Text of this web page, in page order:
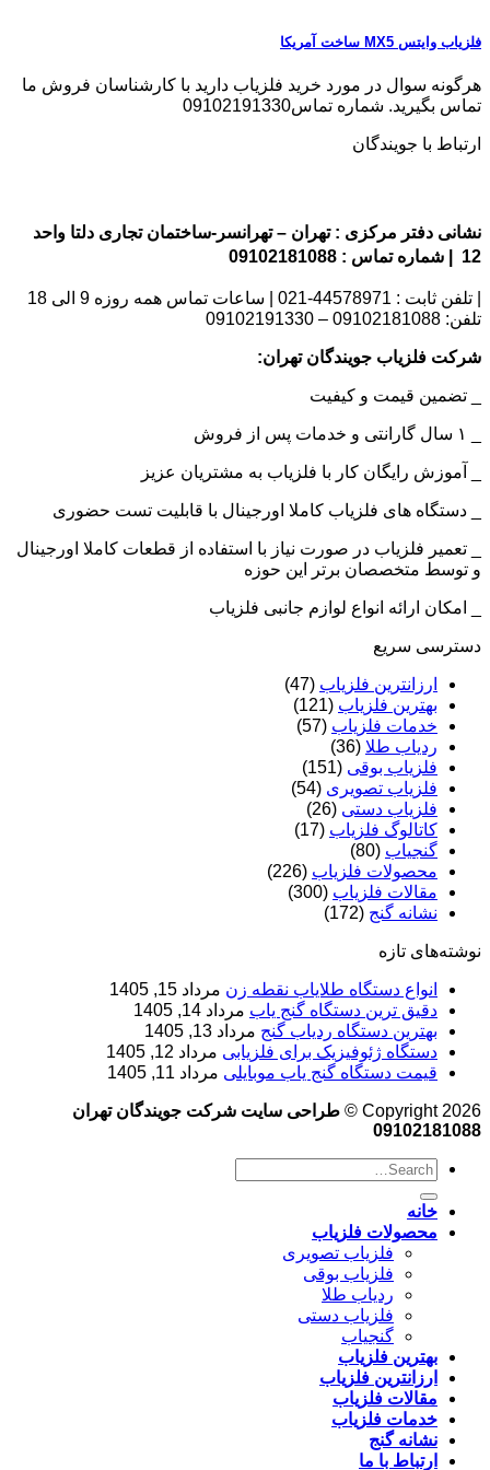
فلزیاب وایتس MX5 ساخت آمریکا
هرگونه سوال در مورد خرید فلزیاب دارید با کارشناسان فروش ما
تماس بگیرید. شماره تماس09102191330
ارتباط با جویندگان
نشانی دفتر مرکزی : تهران – تهرانسر-ساختمان تجاری دلتا واحد
12 | شماره تماس : 09102181088
| تلفن ثابت : 44578971-021 | ساعات تماس همه روزه 9 الی 18
تلفن: 09102181088 – 09102191330
شرکت فلزیاب جویندگان تهران:
_ تضمین قیمت و کیفیت
_ آموزش رایگان کار با فلزیاب به مشتریان عزیز
_ دستگاه های فلزیاب کاملا اورجینال با قابلیت تست حضوری
_ تعمیر فلزیاب در صورت نیاز با استفاده از قطعات کاملا اورجینال
و توسط متخصصان برتر این حوزه
_ امکان ارائه انواع لوازم جانبی فلزیاب
دسترسی سریع
ارزانترین فلزیاب (47)
بهترین فلزیاب (121)
خدمات فلزیاب (57)
ردیاب طلا (36)
فلزیاب بوقی (151)
فلزیاب تصویری (54)
فلزیاب دستی (26)
کاتالوگ فلزیاب (17)
گنجیاب (80)
محصولات فلزیاب (226)
مقالات فلزیاب (300)
نشانه گنج (172)
نوشته‌های تازه
انواع دستگاه طلایاب نقطه زن مرداد 15, 1405
دقیق ترین دستگاه گنج یاب مرداد 14, 1405
بهترین دستگاه ردیاب گنج مرداد 13, 1405
دستگاه ژئوفیزیک برای فلزیابی مرداد 12, 1405
قیمت دستگاه گنج یاب موبایلی مرداد 11, 1405
Copyright 2026 ©
طراحی سایت شرکت جویندگان تهران
09102181088
خانه
محصولات فلزیاب
فلزیاب تصویری
فلزیاب بوقی
ردیاب طلا
فلزیاب دستی
گنجیاب
بهترین فلزیاب
ارزانترین فلزیاب
مقالات فلزیاب
خدمات فلزیاب
نشانه گنج
ارتباط با ما